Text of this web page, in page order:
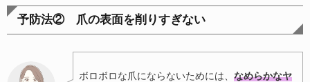
予防法② 爪の表面を削りすぎない
ボロボロな爪にならないためには、 なめらかなヤ